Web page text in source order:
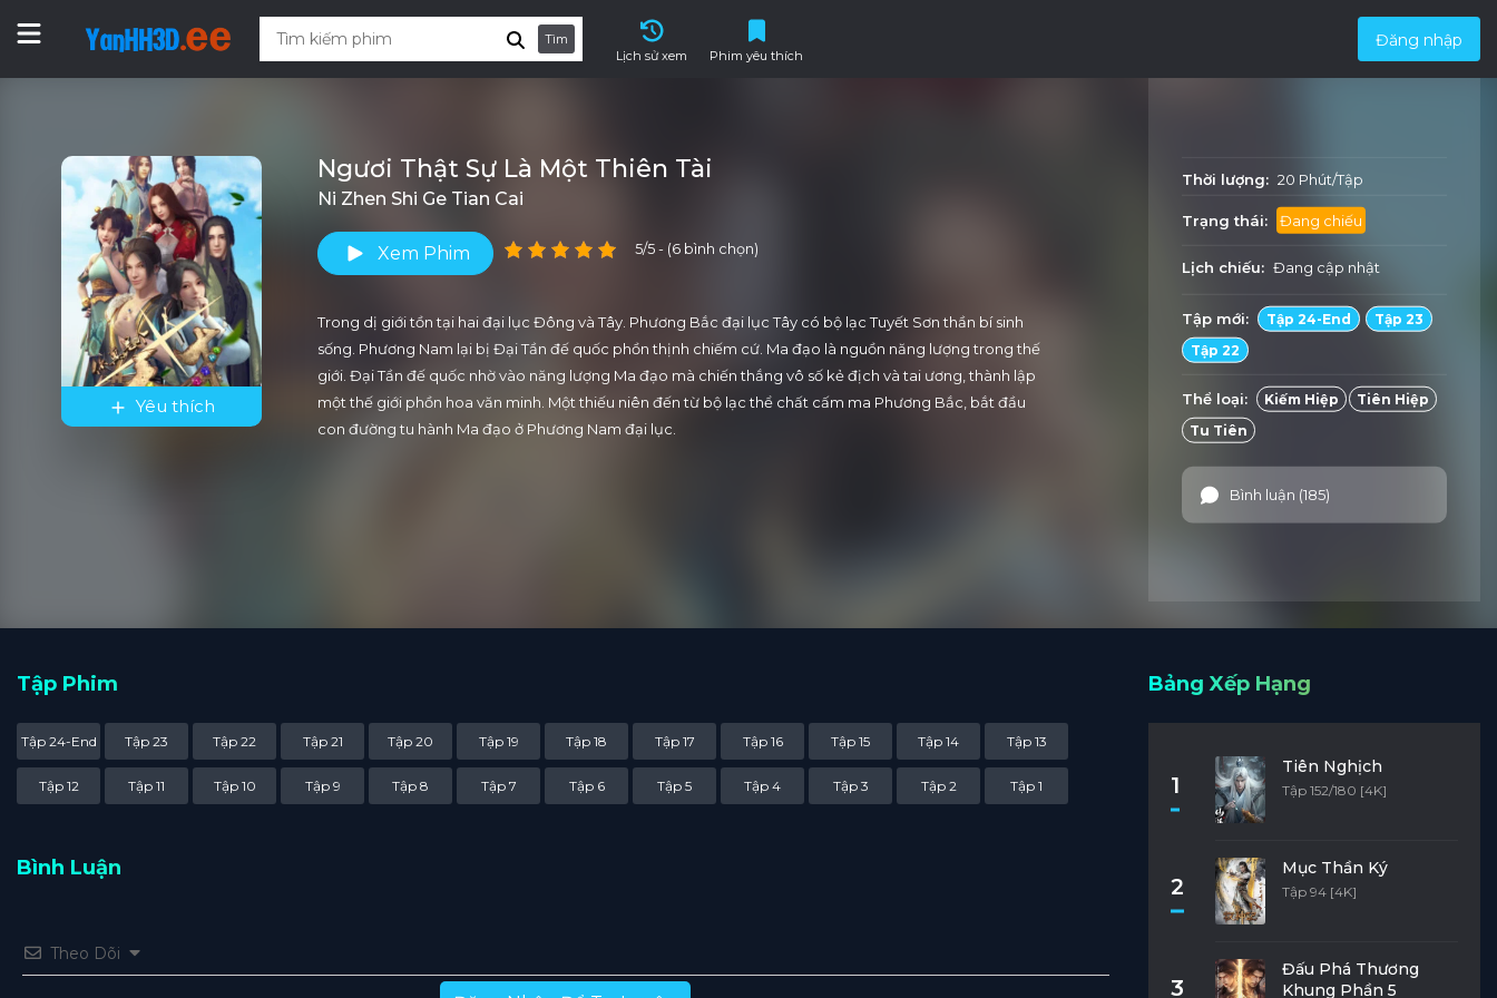
Tìm
Lịch sử xem
Phim yêu thích
Đăng nhập
Yêu thích
Ngươi Thật Sự Là Một Thiên Tài
Ni Zhen Shi Ge Tian Cai
Xem Phim 5/5 - (6 bình chọn)
Trong dị giới tồn tại hai đại lục Đông và Tây. Phương Bắc đại lục Tây có bộ lạc Tuyết Sơn thần bí sinh
sống. Phương Nam lại bị Đại Tần đế quốc phồn thịnh chiếm cứ. Ma đạo là nguồn năng lượng trong thế
giới. Đại Tần đế quốc nhờ vào năng lượng Ma đạo mà chiến thắng vô số kẻ địch và tai ương, thành lập
một thế giới phồn hoa văn minh. Một thiếu niên đến từ bộ lạc thể chất cấm ma Phương Bắc, bắt đầu
con đường tu hành Ma đạo ở Phương Nam đại lục.
Thời lượng: 20 Phút/Tập
Trạng thái: Đang chiếu
Lịch chiếu: Đang cập nhật
Tập mới: Tập 24-End
Tập 23
Tập 22
Thể loại: Kiếm Hiệp
Tiên Hiệp
Tu Tiên
Bình luận (185)
Tập Phim
Tập 24-End Tập 23 Tập 22 Tập 21 Tập 20 Tập 19 Tập 18 Tập 17 Tập 16 Tập 15 Tập 14 Tập 13
Tập 12 Tập 11 Tập 10 Tập 9 Tập 8 Tập 7 Tập 6 Tập 5 Tập 4 Tập 3 Tập 2 Tập 1
Bình Luận
Theo Dõi
Bảng Xếp Hạng
1
Tiên Nghịch
Tập 152/180 [4K]
2
Mục Thần Ký
Tập 94 [4K]
3
Đấu Phá Thương
Khung Phần 5